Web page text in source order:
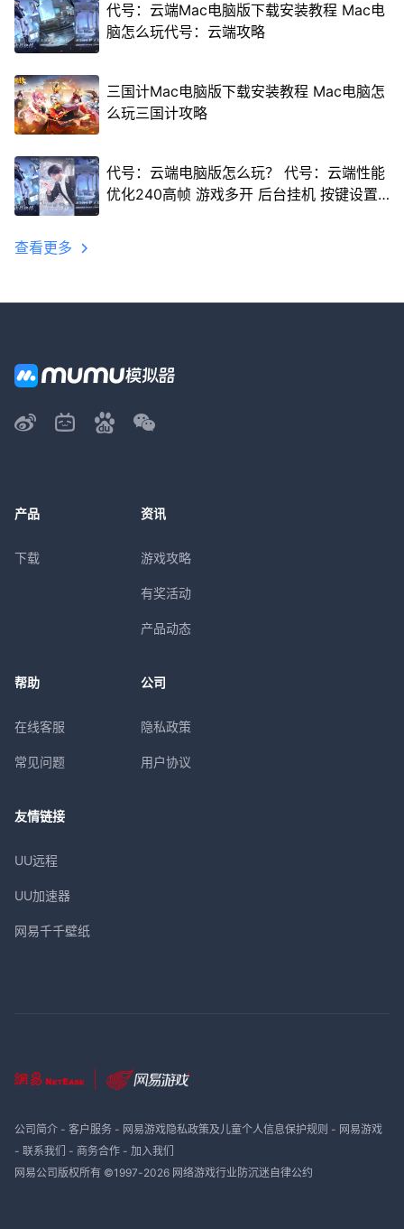
代号：云端Mac电脑版下载安装教程 Mac电
脑怎么玩代号：云端攻略
三国计Mac电脑版下载安装教程 Mac电脑怎
么玩三国计攻略
代号：云端电脑版怎么玩？ 代号：云端性能
优化240高帧 游戏多开 后台挂机 按键设置
查看更多
产品
下载
资讯
游戏攻略
有奖活动
产品动态
帮助
在线客服
常见问题
公司
隐私政策
用户协议
友情链接
UU远程
UU加速器
网易千千壁纸
公司简介- 客户服务- 网易游戏隐私政策及儿童个人信息保护规则 - 网易游戏
- 联系我们 - 商务合作- 加入我们
网易公司版权所有 ©1997-2026 网络游戏行业防沉迷自律公约